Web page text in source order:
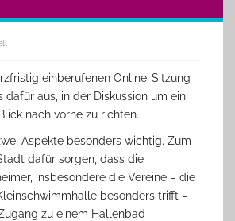
einberufenen Online-Sitzung
dafür aus, in der Diskussion um ein
nach vorne zu richten.
Aspekte besonders wichtig. Zum
dafür sorgen, dass die
insbesondere die Vereine – die
besonders trifft –
zu einem Hallenbad